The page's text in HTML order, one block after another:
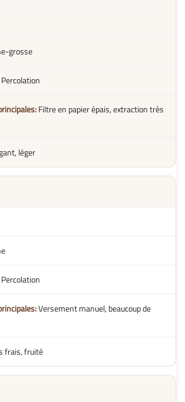
grosse
Percolation
Filtre en papier épais, extraction très
léger
Percolation
Versement manuel, beaucoup de
frais, fruité